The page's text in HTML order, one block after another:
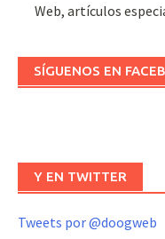
Web, artículos
SÍGUENOS EN
Y EN TWITTER
Tweets por @doogweb